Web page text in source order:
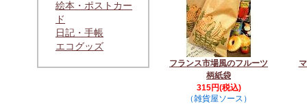
絵本・ポストカー
ド
日記・手帳
エコグッズ
フランス市場風のフルーツ
柄紙袋
315円(税込)
（雑貨屋ソース）